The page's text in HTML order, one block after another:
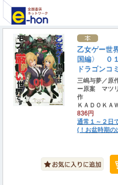
乙女ゲー世
国編〉 ０１
ドラゴンコ
三嶋与夢／原
ー原案 マツ
作
ＫＡＤＯＫＡ
836円
通常１～２日
(！お盆時期の